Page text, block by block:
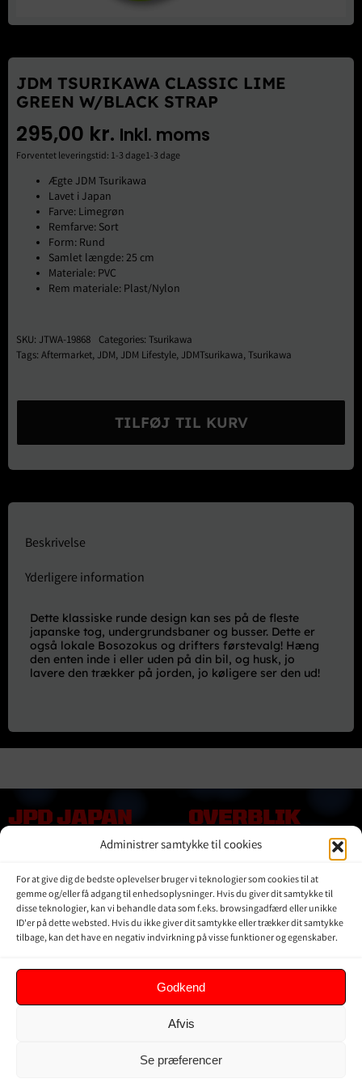
Administrer samtykke til cookies
For at give dig de bedste oplevelser bruger vi teknologier som cookies til at
gemme og/eller få adgang til enhedsoplysninger. Hvis du giver dit samtykke til
disse teknologier, kan vi behandle data som f.eks. browsingadfærd eller unikke
ID'er på dette websted. Hvis du ikke giver dit samtykke eller trækker dit samtykke
tilbage, kan det have en negativ indvirkning på visse funktioner og egenskaber.
Godkend
Afvis
Se præferencer
JDM TSURIKAWA CLASSIC LIME
GREEN W/BLACK STRAP
295,00 kr. Inkl. moms
Forventet leveringstid: 1-3 dage1-3 dage
Ægte JDM Tsurikawa
Lavet i Japan
Farve: Limegrøn
Remfarve: Sort
Form: Rund
Samlet længde: 25 cm
Materiale: PVC
Rem materiale: Plast/Nylon
SKU: JTWA-19868 Categories: Tsurikawa
Tags: Aftermarket, JDM, JDM Lifestyle, JDMTsurikawa,Tsurikawa
Classic
Lime
Strap
TILFØJ TIL KURV
Beskrivelse
Yderligere information
Dette klassiske runde design kan ses på de fleste
japanske tog, undergrundsbaner og busser. Dette er
også lokale Bosozokus og drifters førstevalg! Hæng
den enten inde i eller uden på din bil, og husk, jo
lavere den trækker på jorden, jo køligere ser den ud!
JPD JAPAN
DENMARK
Kontakt Os
Om JPD Japan Denmark
Handelsbetingelser
Privat Politik
OVERBLIK
Online shop
Vores Mærker